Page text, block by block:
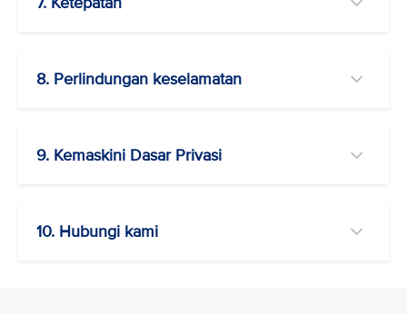
8. Perlindungan keselamatan
9. Kemaskini Dasar Privasi
10. Hubungi kami